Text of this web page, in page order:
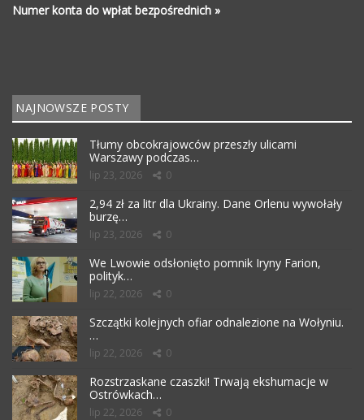
Numer konta do wpłat bezpośrednich »
NAJNOWSZE POSTY
Tłumy obcokrajowców przeszły ulicami
Warszawy podczas…
lip 23, 2026 0
2,94 zł za litr dla Ukrainy. Dane Orlenu wywołały
burzę…
lip 23, 2026 0
We Lwowie odsłonięto pomnik Iryny Farion,
polityk…
lip 22, 2026 0
Szczątki kolejnych ofiar odnalezione na Wołyniu.
…
lip 22, 2026 0
Rozstrzaskane czaszki! Trwają ekshumacje w
Ostrówkach…
lip 22, 2026 0